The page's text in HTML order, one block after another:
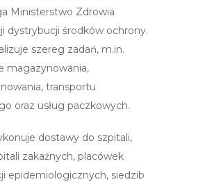
Ministerstwo Zdrowia
dystrybucji środków ochrony.
szereg zadań, m.in.
magazynowania,
transportu
oraz usług paczkowych.
dostawy do szpitali,
zakaźnych, placówek
epidemiologicznych, siedzib